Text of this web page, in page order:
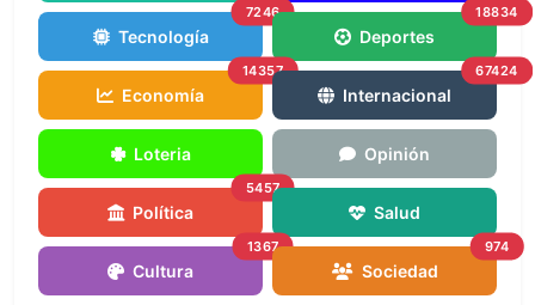
Tecnología
7246
Deportes
18834
Economía
14357
Internacional
67424
Loteria Opinión
Política
5457
Salud
Cultura
1367
Sociedad
974